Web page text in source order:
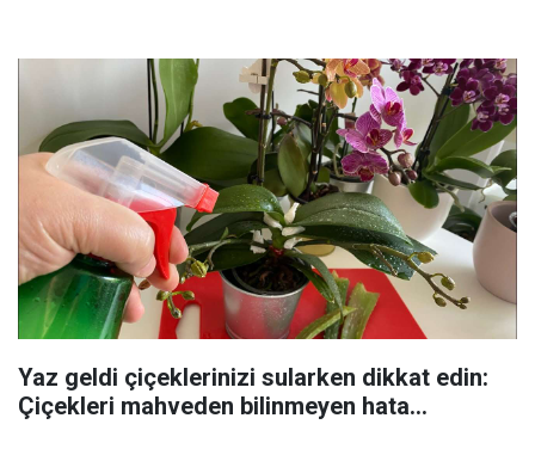
Yaz geldi çiçeklerinizi sularken dikkat edin:
Çiçekleri mahveden bilinmeyen hata...